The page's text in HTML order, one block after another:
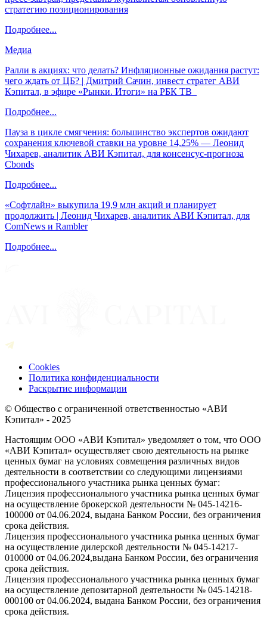
стратегию позиционирования
Подробнее...
Медиа
Ралли в акциях: что делать? Инфляционные ожидания растут:
чего ждать от ЦБ? | Дмитрий Сачин, инвест стратег АВИ
Кэпитал, в эфире «Рынки. Итоги» на РБК ТВ
Подробнее...
Пауза в цикле смягчения: большинство экспертов ожидают
сохранения ключевой ставки на уровне 14,25% — Леонид
Чихарев, аналитик АВИ Кэпитал, для консенсус-прогноза
Cbonds
Подробнее...
«Софтлайн» выкупила 19,9 млн акций и планирует
продолжить | Леонид Чихарев, аналитик АВИ Кэпитал, для
ComNews и Rambler
Подробнее...
Cookies
Политика конфиденциальности
Раскрытие информации
© Общество с ограниченной ответственностью «АВИ
Кэпитал» - 2025
Настоящим ООО «АВИ Кэпитал» уведомляет о том, что ООО
«АВИ Кэпитал» осуществляет свою деятельность на рынке
ценных бумаг на условиях совмещения различных видов
деятельности в соответствии со следующими лицензиями
профессионального участника рынка ценных бумаг:
Лицензия профессионального участника рынка ценных бумаг
на осуществление брокерской деятельности № 045-14216-
100000 от 04.06.2024, выдана Банком России, без ограничения
срока действия.
Лицензия профессионального участника рынка ценных бумаг
на осуществление дилерской деятельности № 045-14217-
010000 от 04.06.2024,выдана Банком России, без ограничения
срока действия.
Лицензия профессионального участника рынка ценных бумаг
на осуществление депозитарной деятельности № 045-14218-
000100 от 04.06.2024, выдана Банком России, без ограничения
срока действия.